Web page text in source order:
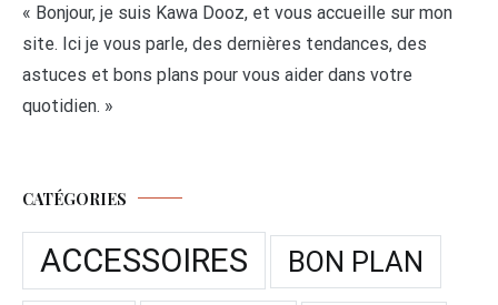
« Bonjour, je suis Kawa Dooz, et vous accueille sur mon
site. Ici je vous parle, des dernières tendances, des
astuces et bons plans pour vous aider dans votre
quotidien. »
CATÉGORIES
ACCESSOIRES BON PLAN